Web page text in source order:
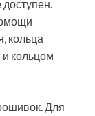
доступен.
кольца
кольцом
Для